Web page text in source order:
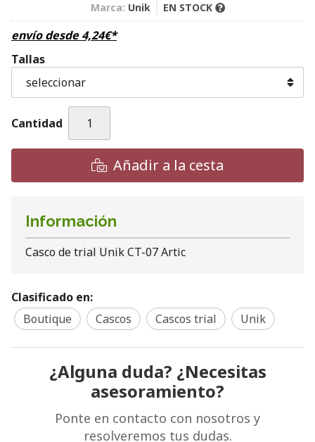
Marca: Unik EN STOCK
envío desde4,24€*
Tallas
Cantidad
Añadir a la cesta
Información
Casco de trial Unik CT-07 Artic
Clasificado en:
Boutique
Cascos Cascos trial Unik
¿Alguna duda? ¿Necesitas
asesoramiento?
Ponte en contacto con nosotros y
resolveremos tus dudas.